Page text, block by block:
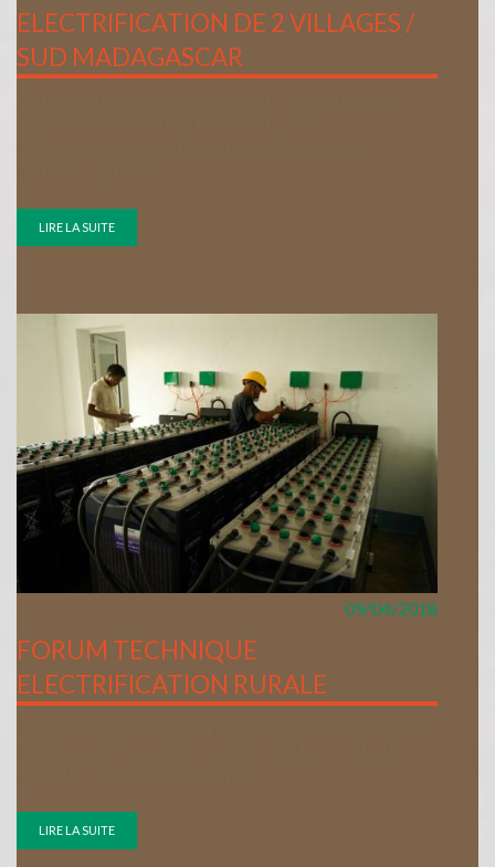
ELECTRIFICATION DE 2 VILLAGES /
SUD MADAGASCAR
LIRE LA SUITE
09/04/2018
FORUM TECHNIQUE
ELECTRIFICATION RURALE
LIRE LA SUITE